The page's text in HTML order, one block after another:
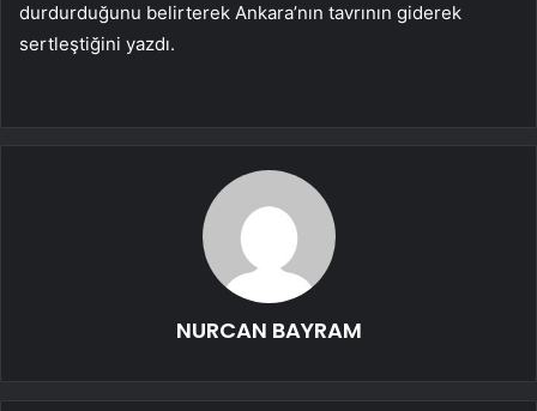
durdurduğunu belirterek Ankara’nın tavrının giderek
sertleştiğini yazdı.
NURCAN BAYRAM